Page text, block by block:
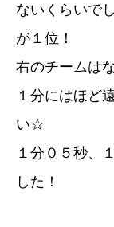
ないくらいで
が１位！
右のチームは
１分にはほど
い☆
１分０５秒、
した！